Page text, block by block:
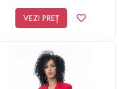
VEZI PREȚ